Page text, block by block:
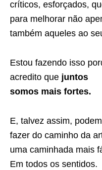
críticos, esforçados,
para melhorar não
também aqueles ao
Estou fazendo isso
acredito que juntos
somos mais fortes.
E, talvez assim,
fazer do caminho da
uma caminhada mais
Em todos os sentidos.